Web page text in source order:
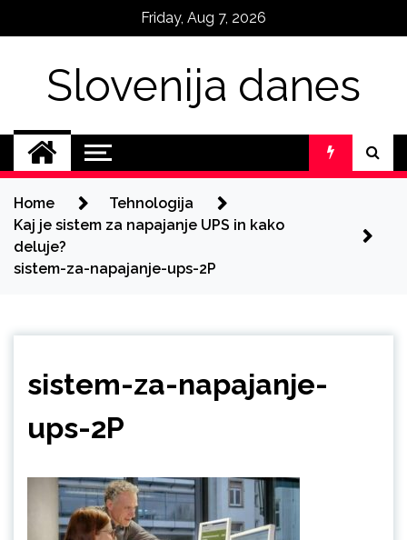
Friday, Aug 7, 2026
Slovenija danes
Home
Tehnologija
Kaj je sistem za napajanje UPS in kako
deluje?
sistem-za-napajanje-ups-2P
sistem-za-napajanje-
ups-2P